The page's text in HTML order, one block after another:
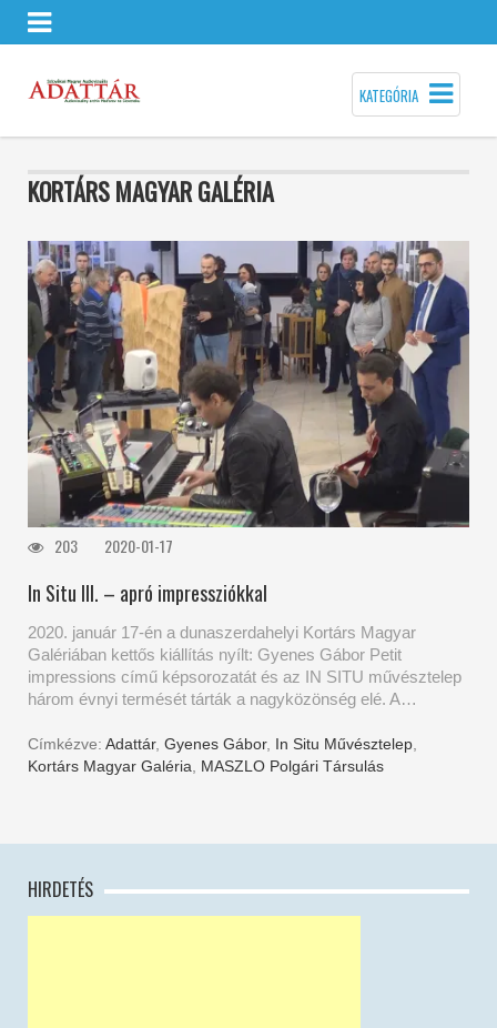
KATEGÓRIA
KORTÁRS MAGYAR GALÉRIA
203 2020-01-17
In Situ III. – apró impressziókkal
2020. január 17-én a dunaszerdahelyi Kortárs Magyar
Galériában kettős kiállítás nyílt: Gyenes Gábor Petit
impressions című képsorozatát és az IN SITU művésztelep
három évnyi termését tárták a nagyközönség elé. A…
Címkézve: Adattár, Gyenes Gábor, In Situ Művésztelep,
Kortárs Magyar Galéria, MASZLO Polgári Társulás
HIRDETÉS